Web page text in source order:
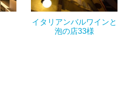
イタリアンバルワインと
泡の店33様